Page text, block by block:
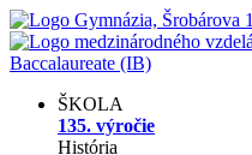
ŠKOLA
135. výročie
História